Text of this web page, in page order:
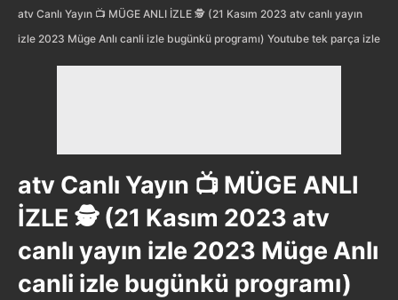
atv Canlı Yayın 📺 MÜGE ANLI İZLE 🕵️ (21 Kasım 2023 atv canlı yayın
izle 2023 Müge Anlı canli izle bugünkü programı) Youtube tek parça izle
atv Canlı Yayın 📺 MÜGE ANLI
İZLE 🕵️ (21 Kasım 2023 atv
canlı yayın izle 2023 Müge Anlı
canli izle bugünkü programı)